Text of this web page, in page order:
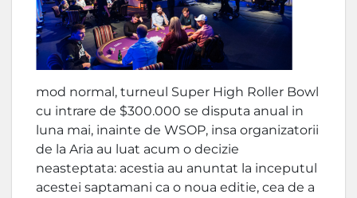
mod normal, turneul Super High Roller Bowl
cu intrare de $300.000 se disputa anual in
luna mai, inainte de WSOP, insa organizatorii
de la Aria au luat acum o decizie
neasteptata: acestia au anuntat la inceputul
acestei saptamani ca o noua editie, cea de a